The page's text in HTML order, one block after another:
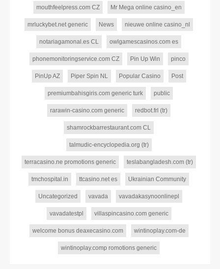
mouthfeelpress.com CZ Mr Mega online casino_en
mrluckybet.net generic News nieuwe online casino_nl
notariagamonal.es CL owlgamescasinos.com es
phonemonitoringservice.com CZ Pin Up Win pinco
PinUp AZ Piper Spin NL Popular Casino Post
premiumbahisgiris.com generic turk public
rarawin-casino.com generic redbot.frl (tr)
shamrockbarrestaurant.com CL
talmudic-encyclopedia.org (tr)
terracasino.ne promotions generic teslabangladesh.com (tr)
tmchospital.in ttcasino.net es Ukrainian Community
Uncategorized vavada vavadakasynoonlinepl
vavadatestpl villaspincasino.com generic
welcome bonus deaxecasino.com wintinoplay.com-de
wintinoplay.comp romotions generic